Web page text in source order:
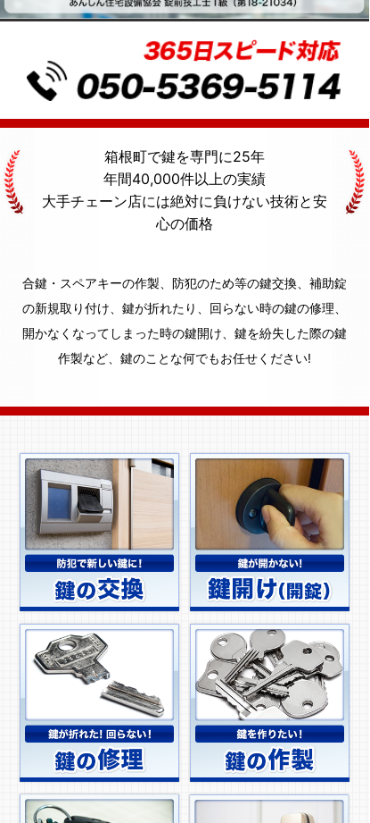
箱根町で鍵を専門に25年
年間40,000件以上の実績
大手チェーン店には絶対に負けない技術と安
心の価格
合鍵・スペアキーの作製、防犯のため等の鍵交換、補助錠
の新規取り付け、鍵が折れたり、回らない時の鍵の修理、
開かなくなってしまった時の鍵開け、鍵を紛失した際の鍵
作製など、鍵のことな何でもお任せください!